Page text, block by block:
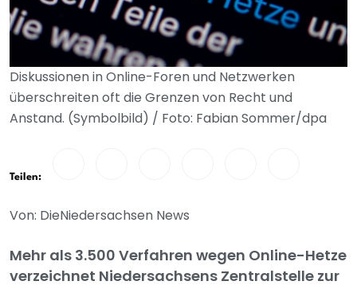
Diskussionen in Online-Foren und Netzwerken
überschreiten oft die Grenzen von Recht und
Anstand. (Symbolbild) / Foto: Fabian Sommer/dpa
Teilen:
Von: DieNiedersachsen News
Mehr als 3.500 Verfahren wegen Online-Hetze
verzeichnet Niedersachsens Zentralstelle zur